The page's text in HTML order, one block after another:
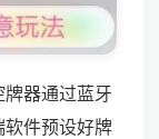
器通过蓝牙
件预设好牌